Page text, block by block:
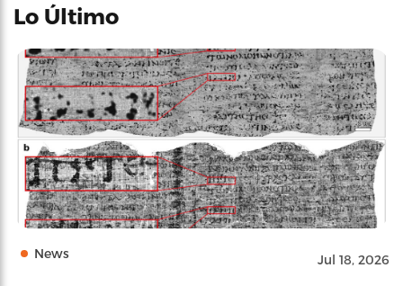
Lo Último
News Jul 18, 2026